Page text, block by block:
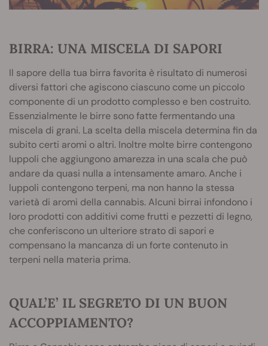
BIRRA: UNA MISCELA DI SAPORI
Il sapore della tua birra favorita è risultato di numerosi
diversi fattori che agiscono ciascuno come un piccolo
componente di un prodotto complesso e ben costruito.
Essenzialmente le birre sono fatte fermentando una
miscela di grani. La scelta della miscela determina fin da
subito certi aromi o altri. Inoltre molte birre contengono
luppoli che aggiungono amarezza in una scala che può
andare da quasi nulla a intensamente amaro. Anche i
luppoli contengono terpeni, ma non hanno la stessa
varietà di aromi della cannabis. Alcuni birrai infondono i
loro prodotti con additivi come frutti e pezzetti di legno,
che conferiscono un ulteriore strato di sapori e
compensano la mancanza di un forte contenuto in
terpeni nella materia prima.
QUAL’E’ IL SEGRETO DI UN BUON
ACCOPPIAMENTO?